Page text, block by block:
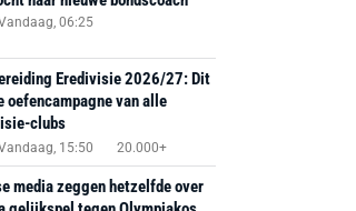
06:25
Eredivisie 2026/27: Dit
oefencampagne van alle
clubs
15:50 20.000+
media zeggen hetzelfde over